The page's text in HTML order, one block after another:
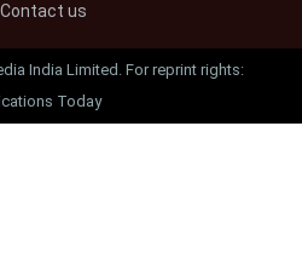
Contact us
India Limited. For reprint rights:
Today